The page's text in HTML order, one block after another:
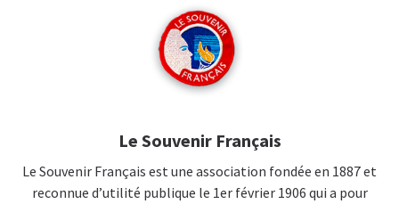
Le Souvenir Français
Le Souvenir Français est une association fondée en 1887 et
reconnue d’utilité publique le 1er février 1906 qui a pour